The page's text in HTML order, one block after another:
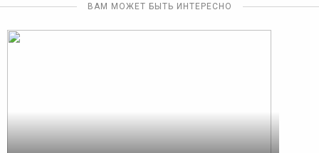
ВАМ МОЖЕТ БЫТЬ ИНТЕРЕСНО